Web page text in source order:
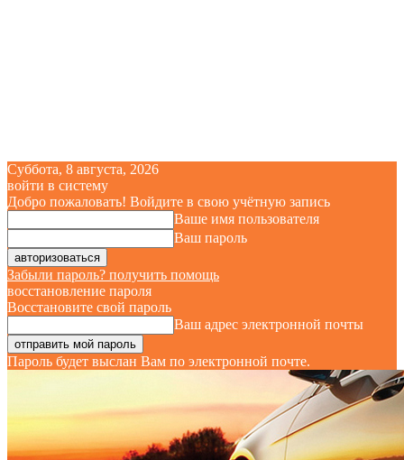
Суббота, 8 августа, 2026
войти в систему
Добро пожаловать! Войдите в свою учётную запись
Ваше имя пользователя
Ваш пароль
Забыли пароль? получить помощь
восстановление пароля
Восстановите свой пароль
Ваш адрес электронной почты
Пароль будет выслан Вам по электронной почте.